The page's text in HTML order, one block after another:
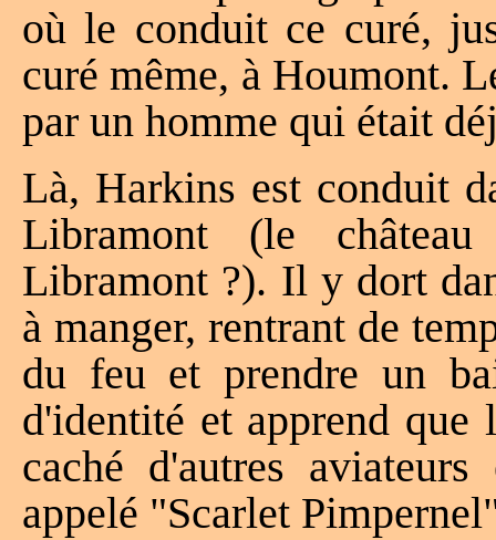
où le conduit ce curé,
curé même, à Houmont.
par un homme qui était
Là, Harkins est conduit
Libramont (le
Libramont ?). Il y dort
à manger, rentrant de
du feu et prendre un
d'identité et apprend que
caché d'autres
appelé "Scarlet